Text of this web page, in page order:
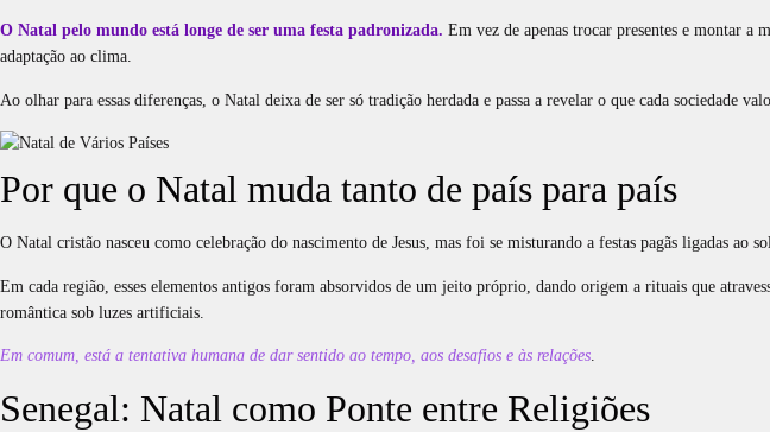
O Natal pelo mundo está longe de ser uma festa padronizada. Em vez de apenas trocar presentes e montar a
adaptação ao clima.
Ao olhar para essas diferenças, o Natal deixa de ser só tradição herdada e passa a revelar o que cada
Por que o Natal muda tanto de país para país
O Natal cristão nasceu como celebração do nascimento de Jesus, mas foi se misturando a festas pagãs ligadas ao
Em cada região, esses elementos antigos foram absorvidos de um jeito próprio, dando origem a rituais que
romântica sob luzes artificiais.
Em comum, está a tentativa humana de dar sentido ao tempo, aos desafios e às relações
Senegal: Natal como Ponte entre Religiões